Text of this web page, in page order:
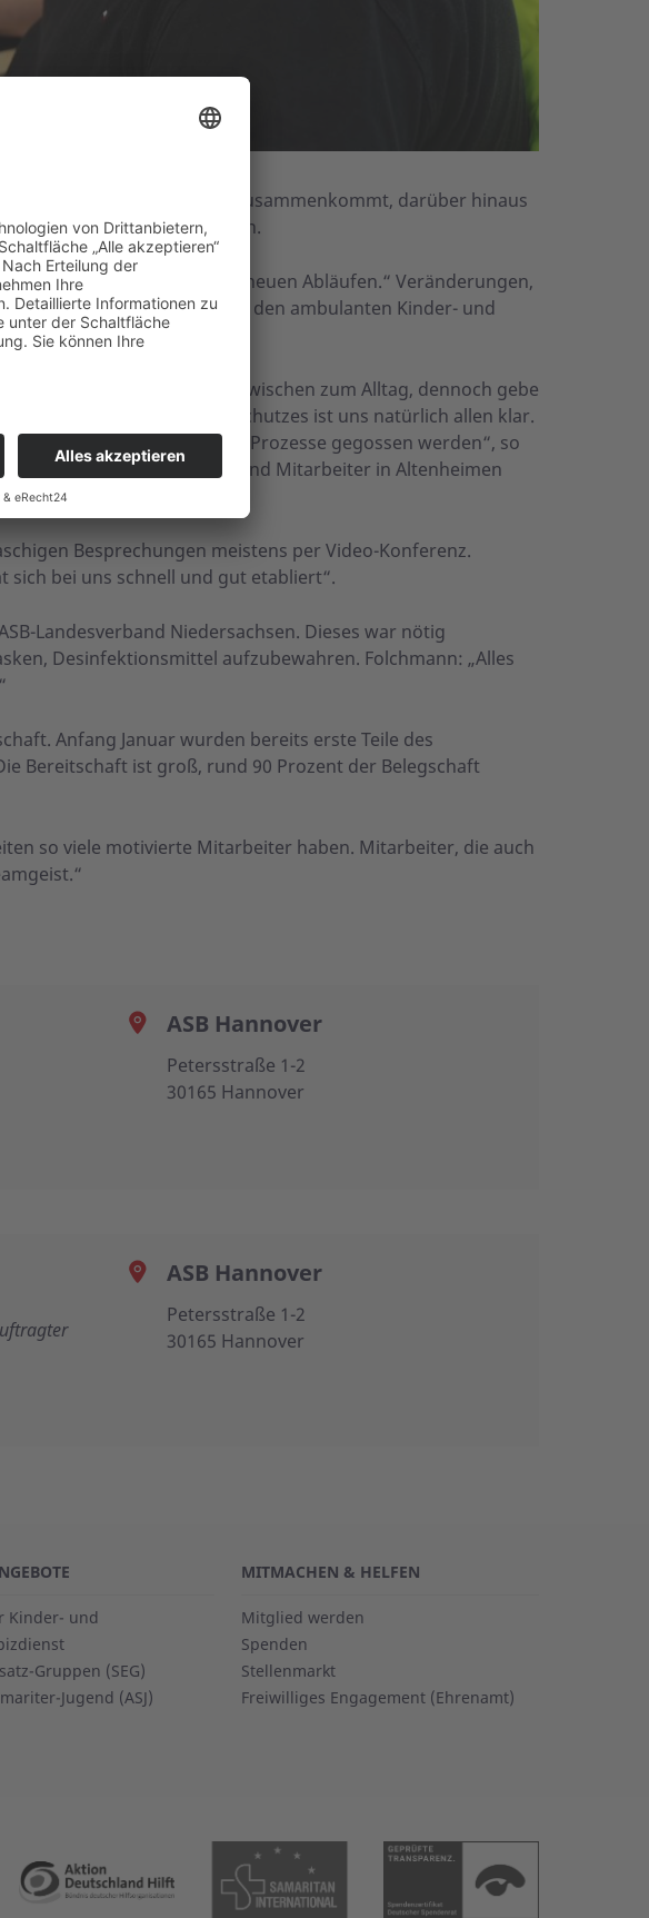
der bis heute regelmäßig zusammenkommt, darüber hinaus
zu vermitteln.
das Etablieren von ständig neuen Abläufen.“ Veränderungen,
über die Pflege und den ambulanten Kinder- und
sowie Corona-Tests inzwischen zum Alltag, dennoch gebe
des Infektionsschutzes ist uns natürlich allen klar.
und in die internen Prozesse gegossen werden“, so
denen sich Besucher und Mitarbeiter in Altenheimen
Besprechungen meistens per Video-Konferenz.
sich bei uns schnell und gut etabliert“.
Landesverband Niedersachsen. Dieses war nötig
Desinfektionsmittel aufzubewahren. Folchmann: „Alles
Anfang Januar wurden bereits erste Teile des
Bereitschaft ist groß, rund 90 Prozent der Belegschaft
so viele motivierte Mitarbeiter haben. Mitarbeiter, die auch
ASB Hannover
Petersstraße 1-2
30165 Hannover
ASB Hannover
Petersstraße 1-2
30165 Hannover
Kinder- und
Gruppen (SEG)
Jugend (ASJ)
MITMACHEN & HELFEN
Mitglied werden
Spenden
Stellenmarkt
Freiwilliges Engagement (Ehrenamt)